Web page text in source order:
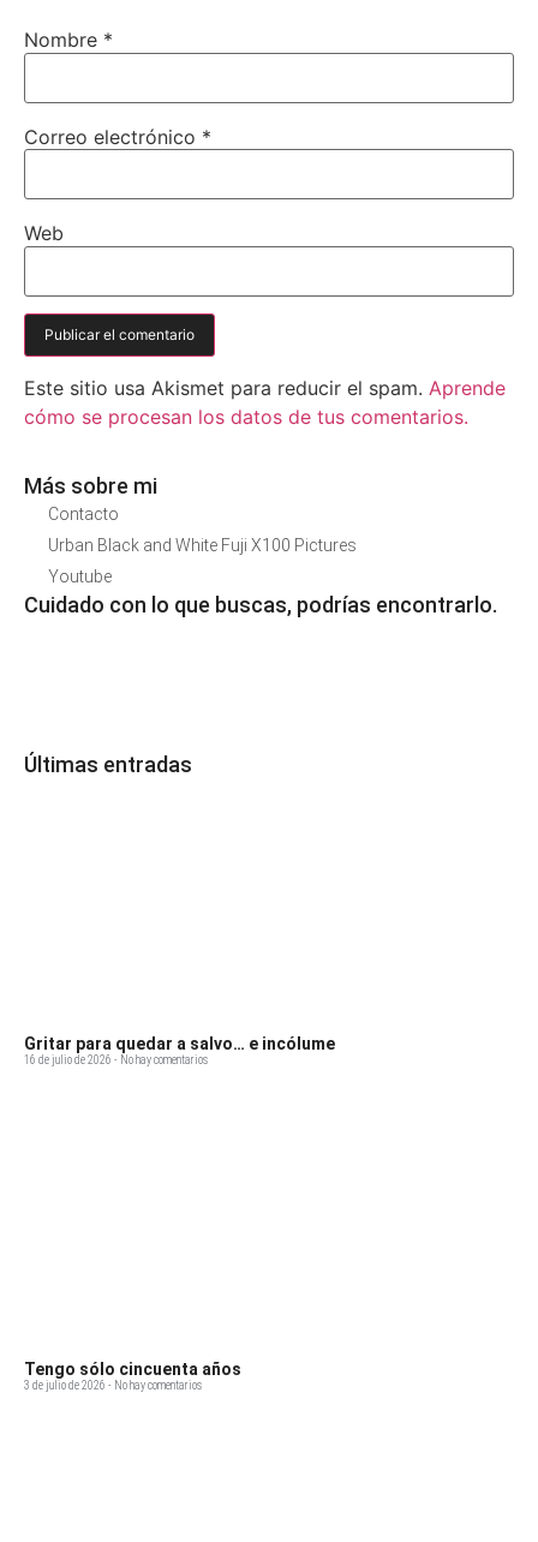
Nombre *
Correo electrónico *
Web
Este sitio usa Akismet para reducir el spam. Aprende
cómo se procesan los datos de tus comentarios.
Más sobre mi
Contacto
Urban Black and White Fuji X100 Pictures
Youtube
Cuidado con lo que buscas, podrías encontrarlo.
Últimas entradas
Gritar para quedar a salvo… e incólume
16 de julio de 2026 No hay comentarios
Tengo sólo cincuenta años
3 de julio de 2026 No hay comentarios